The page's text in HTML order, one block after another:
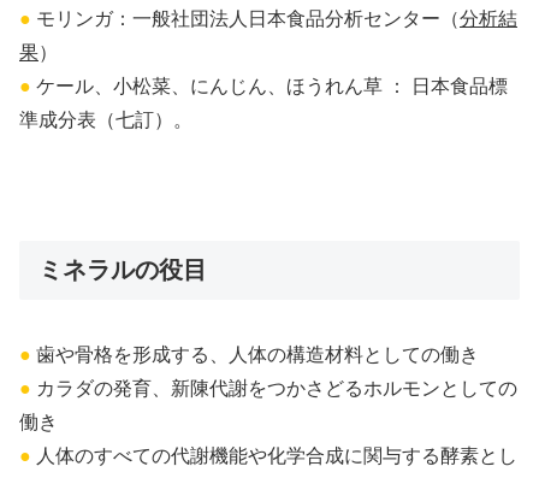
● モリンガ：一般社団法人日本食品分析センター（分析結
果）
● ケール、小松菜、にんじん、ほうれん草 ： 日本食品標
準成分表（七訂）。
ミネラルの役目
● 歯や骨格を形成する、人体の構造材料としての働き
● カラダの発育、新陳代謝をつかさどるホルモンとしての
働き
● 人体のすべての代謝機能や化学合成に関与する酵素とし